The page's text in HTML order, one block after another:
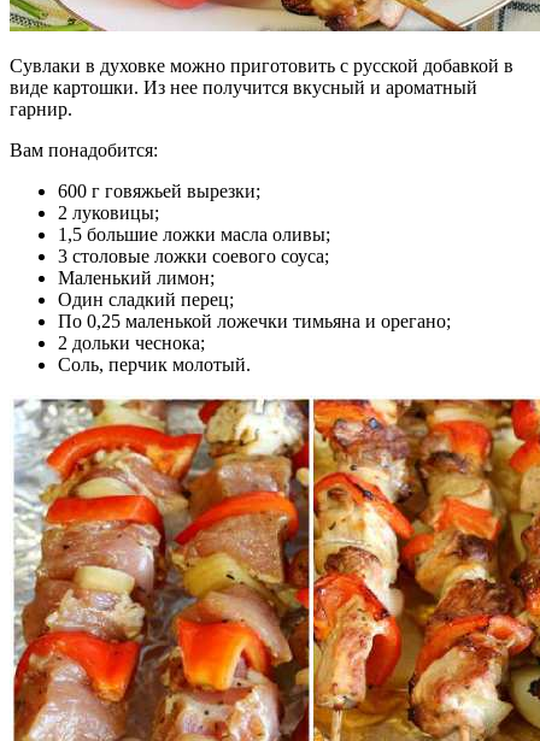
Сувлаки в духовке можно приготовить с русской добавкой в
виде картошки. Из нее получится вкусный и ароматный
гарнир.
Вам понадобится:
600 г говяжьей вырезки;
2 луковицы;
1,5 большие ложки масла оливы;
3 столовые ложки соевого соуса;
Маленький лимон;
Один сладкий перец;
По 0,25 маленькой ложечки тимьяна и орегано;
2 дольки чеснока;
Соль, перчик молотый.